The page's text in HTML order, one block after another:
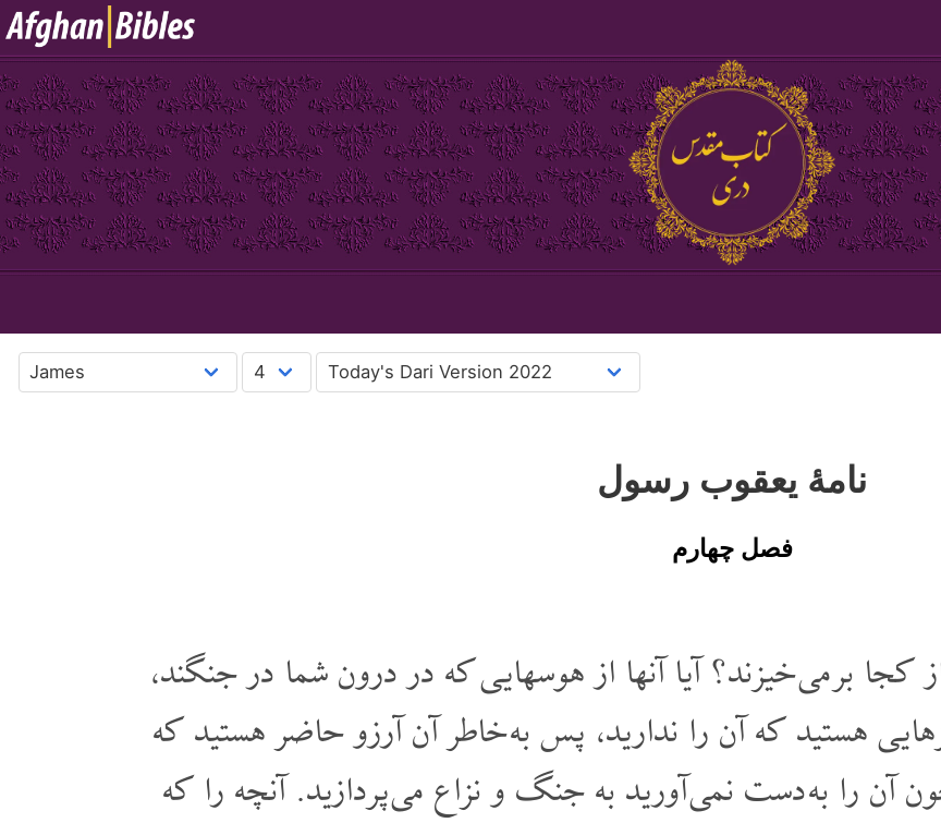
نامۀ یعقوب رسول
فصل چهارم
کجا بر می خیزند؟ آیا آنها از هوسهایی که در درون شما در جنگند،
هستید که آن را ندارید، پس به خاطر آن آرزو حاضر هستید که
را به دست نمی آورید به جنگ و نزاع می پردازید. آنچه را که